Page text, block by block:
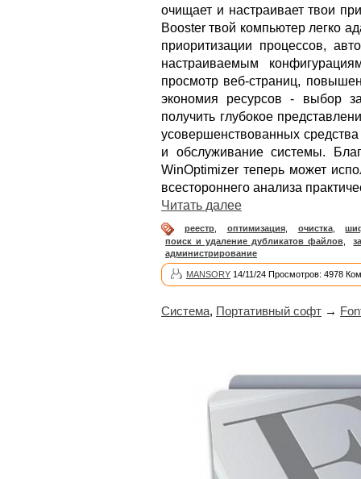
очищает и настраивает твои
Booster твой компьютер легко
приоритизации процессов,
настраиваемым
просмотр веб-страниц,
экономия ресурсов - выбор
получить глубокое
усовершенствованных
и обслуживание системы.
WinOptimizer теперь может
всестороннего анализа
Читать далее
реестр, оптимизация, очистка,
поиск и удаление дубликатов файлов,
администрирование
MANSORY 14/11/24 Просмотров: 4978
Система, Портативный софт →